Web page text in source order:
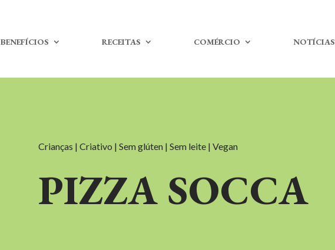
BENEFÍCIOS RECEITAS COMÉRCIO NOTÍCIAS
Crianças | Criativo | Sem glúten | Sem leite | Vegan
PIZZA SOCCA